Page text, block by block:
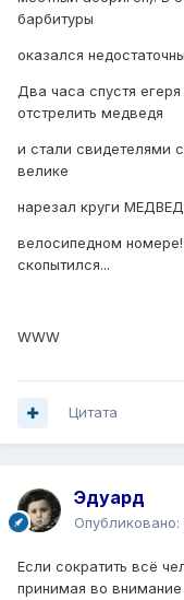
барбитуры
оказался
Два часа спустя
отстрелить медведя
и стали свидетелями
велике
нарезал круги
велосипедном
скопытился...
WWW
Цитата
Эдуард
Опубликовано:
Если сократить всё
принимая во